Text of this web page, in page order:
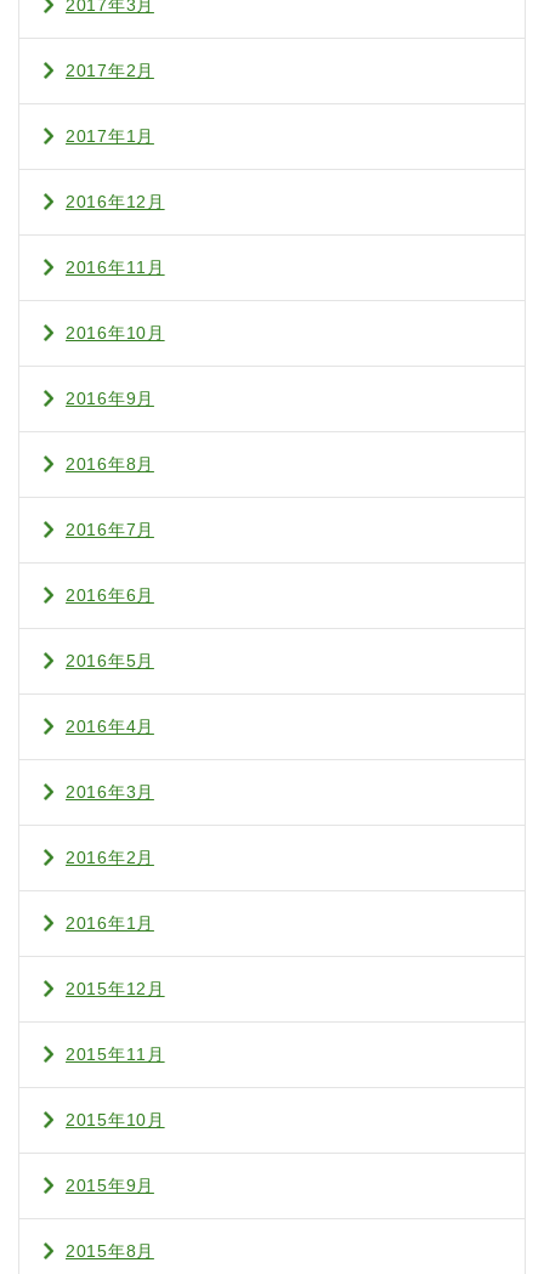
2017年3月
2017年2月
2017年1月
2016年12月
2016年11月
2016年10月
2016年9月
2016年8月
2016年7月
2016年6月
2016年5月
2016年4月
2016年3月
2016年2月
2016年1月
2015年12月
2015年11月
2015年10月
2015年9月
2015年8月